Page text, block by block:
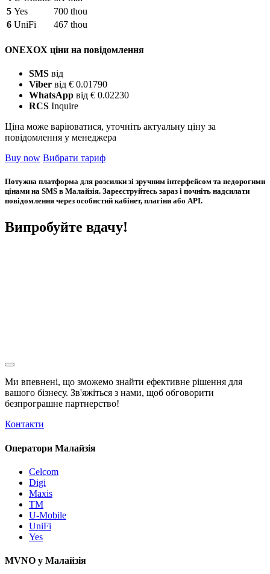
5 Yes
700 thou
6 UniFi 467 thou
ONEXOX ціни на повідомлення
SMS від
Viber від € 0.01790
WhatsApp від € 0.02230
RCS Inquire
Ціна може варіюватися, уточніть актуальну ціну за
повідомлення у менеджера
Buy now Вибрати тариф
Потужна платформа для розсилки зі зручним інтерфейсом та недорогими
цінами на SMS в Малайзія. Зареєструйтесь зараз і почніть надсилати
повідомлення через особистий кабінет, плагіни або API.
Випробуйте вдачу!
Ми впевнені, що зможемо знайти ефективне рішення для
вашого бізнесу. Зв'яжіться з нами, щоб обговорити
безпрограшне партнерство!
Контакти
Оператори Малайзія
Celcom
Digi
Maxis
TM
U-Mobile
UniFi
Yes
MVNO у Малайзія